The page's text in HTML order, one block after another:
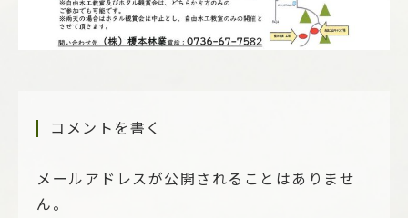
コメントを書く
メールアドレスが公開されることはありませ
ん。